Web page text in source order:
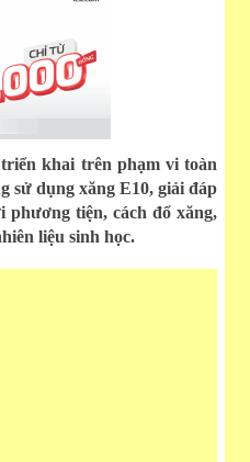
khai trên phạm vi toàn
sử dụng xăng E10, giải đáp
phương tiện, cách đổ xăng,
liệu sinh học.